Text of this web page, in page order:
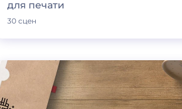
для печати
30 сцен